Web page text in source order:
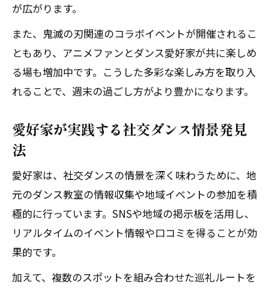
が広がります。
また、鬼滅の刃関連のコラボイベントが開催されるこ
ともあり、アニメファンとダンス愛好家が共に楽しめ
る場も増加中です。こうした多彩な楽しみ方を取り入
れることで、週末の過ごし方がより豊かになります。
愛好家が実践する社交ダンス情景発見
法
愛好家は、社交ダンスの情景を深く味わうために、地
元のダンス教室の情報収集や地域イベントの参加を積
極的に行っています。SNSや地域の掲示板を活用し、
リアルタイムのイベント情報や口コミを得ることが効
果的です。
加えて、複数のスポットを組み合わせた巡礼ルートを